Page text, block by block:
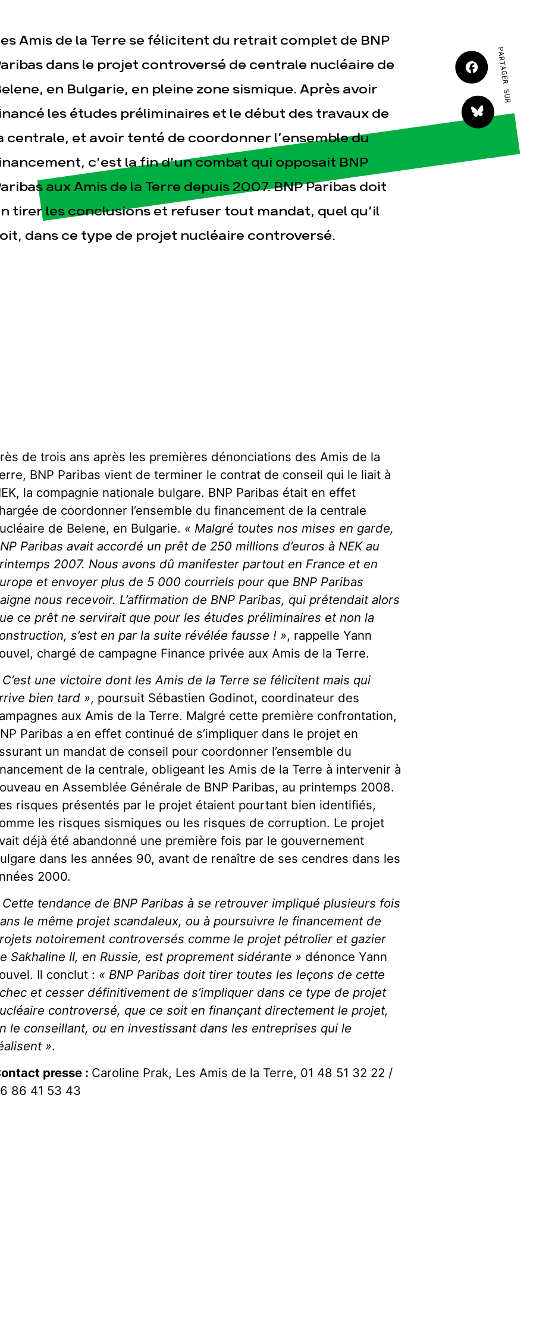
Publications Contact
Amis de la Terre se félicitent du retrait complet de BNP
dans le projet controversé de centrale nucléaire de
en Bulgarie, en pleine zone sismique. Après avoir
les études préliminaires et le début des travaux de
centrale, et avoir tenté de coordonner l’ensemble du
c’est la fin d’un combat qui opposait BNP
aux Amis de la Terre depuis 2007. BNP Paribas doit
tirer les conclusions et refuser tout mandat, quel qu’il
dans ce type de projet nucléaire controversé.
PARTAGER SUR
de trois ans après les premières dénonciations des Amis de la
BNP Paribas vient de terminer le contrat de conseil qui le liait à
la compagnie nationale bulgare. BNP Paribas était en effet
de coordonner l’ensemble du financement de la centrale
de Belene, en Bulgarie. « Malgré toutes nos mises en garde,
Paribas avait accordé un prêt de 250 millions d’euros à NEK au
2007. Nous avons dû manifester partout en France et en
et envoyer plus de 5 000 courriels pour que BNP Paribas
nous recevoir. L’affirmation de BNP Paribas, qui prétendait alors
ce prêt ne servirait que pour les études préliminaires et non la
s’est en par la suite révélée fausse ! », rappelle Yann
chargé de campagne Finance privée aux Amis de la Terre.
C’est une victoire dont les Amis de la Terre se félicitent mais qui
bien tard », poursuit Sébastien Godinot, coordinateur des
aux Amis de la Terre. Malgré cette première confrontation,
Paribas a en effet continué de s’impliquer dans le projet en
un mandat de conseil pour coordonner l’ensemble du
de la centrale, obligeant les Amis de la Terre à intervenir à
en Assemblée Générale de BNP Paribas, au printemps 2008.
risques présentés par le projet étaient pourtant bien identifiés,
les risques sismiques ou les risques de corruption. Le projet
déjà été abandonné une première fois par le gouvernement
dans les années 90, avant de renaître de ses cendres dans les
2000.
Cette tendance de BNP Paribas à se retrouver impliqué plusieurs fois
le même projet scandaleux, ou à poursuivre le financement de
notoirement controversés comme le projet pétrolier et gazier
Sakhaline II, en Russie, est proprement sidérante » dénonce Yann
Il conclut : « BNP Paribas doit tirer toutes les leçons de cette
et cesser définitivement de s’impliquer dans ce type de projet
controversé, que ce soit en finançant directement le projet,
le conseillant, ou en investissant dans les entreprises qui le
».
presse : Caroline Prak, Les Amis de la Terre, 01 48 51 32 22 /
86 41 53 43